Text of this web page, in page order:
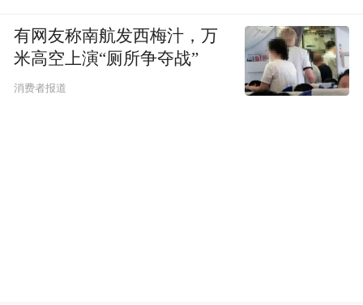
有网友称南航发西梅汁，万
米高空上演“厕所争夺战”
消费者报道